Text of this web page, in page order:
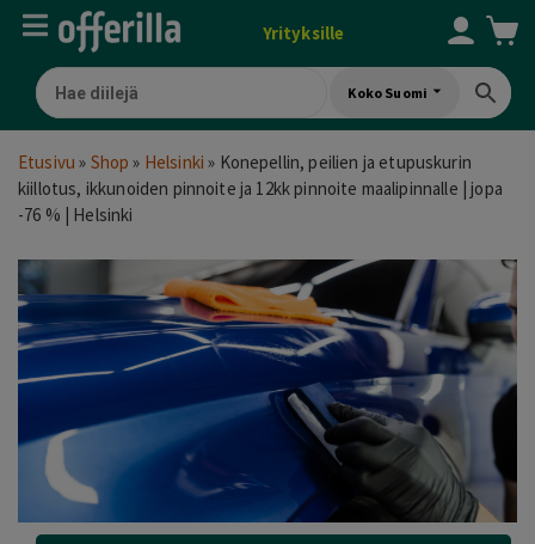
Yrityksille
Koko Suomi
Etusivu » Shop » Helsinki » Konepellin, peilien ja etupuskurin
kiillotus, ikkunoiden pinnoite ja 12kk pinnoite maalipinnalle | jopa
-76 % | Helsinki